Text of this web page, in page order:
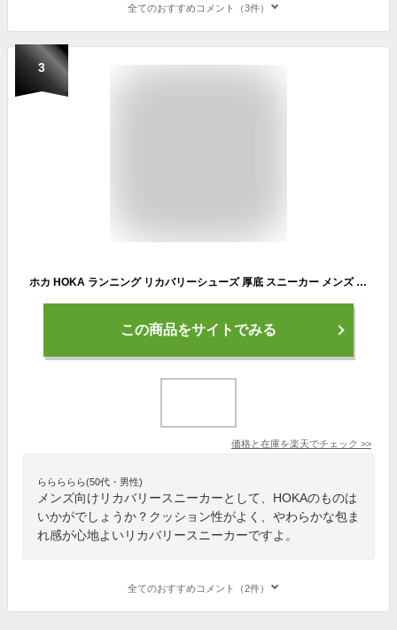
全てのおすすめコメント（3件）
3
ホカ HOKA ランニング リカバリーシューズ 厚底 スニーカー メンズ レディース リストアTC RESTORE TC デューン オックスフォードタン 1134532 DOTN 2025SS snk【靴】2502ripe
この商品をサイトでみる
価格と在庫を楽天でチェック >>
ららららら(50代・男性)
メンズ向けリカバリースニーカーとして、HOKAのものは
いかがでしょうか？クッション性がよく、やわらかな包ま
れ感が心地よいリカバリースニーカーですよ。
全てのおすすめコメント（2件）